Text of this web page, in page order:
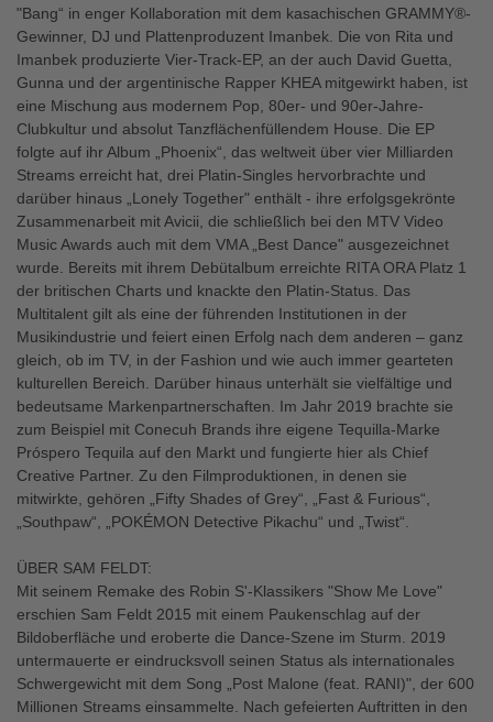
"Bang“ in enger Kollaboration mit dem kasachischen GRAMMY®-
Gewinner, DJ und Plattenproduzent Imanbek. Die von Rita und
Imanbek produzierte Vier-Track-EP, an der auch David Guetta,
Gunna und der argentinische Rapper KHEA mitgewirkt haben, ist
eine Mischung aus modernem Pop, 80er- und 90er-Jahre-
Clubkultur und absolut Tanzflächenfüllendem House. Die EP
folgte auf ihr Album „Phoenix“, das weltweit über vier Milliarden
Streams erreicht hat, drei Platin-Singles hervorbrachte und
darüber hinaus „Lonely Together" enthält - ihre erfolgsgekrönte
Zusammenarbeit mit Avicii, die schließlich bei den MTV Video
Music Awards auch mit dem VMA „Best Dance" ausgezeichnet
wurde. Bereits mit ihrem Debütalbum erreichte RITA ORA Platz 1
der britischen Charts und knackte den Platin-Status. Das
Multitalent gilt als eine der führenden Institutionen in der
Musikindustrie und feiert einen Erfolg nach dem anderen – ganz
gleich, ob im TV, in der Fashion und wie auch immer gearteten
kulturellen Bereich. Darüber hinaus unterhält sie vielfältige und
bedeutsame Markenpartnerschaften. Im Jahr 2019 brachte sie
zum Beispiel mit Conecuh Brands ihre eigene Tequilla-Marke
Próspero Tequila auf den Markt und fungierte hier als Chief
Creative Partner. Zu den Filmproduktionen, in denen sie
mitwirkte, gehören „Fifty Shades of Grey“, „Fast & Furious“,
„Southpaw“, „POKÉMON Detective Pikachu“ und „Twist“.
ÜBER SAM FELDT:
Mit seinem Remake des Robin S'-Klassikers "Show Me Love"
erschien Sam Feldt 2015 mit einem Paukenschlag auf der
Bildoberfläche und eroberte die Dance-Szene im Sturm. 2019
untermauerte er eindrucksvoll seinen Status als internationales
Schwergewicht mit dem Song „Post Malone (feat. RANI)", der 600
Millionen Streams einsammelte. Nach gefeierten Auftritten in den